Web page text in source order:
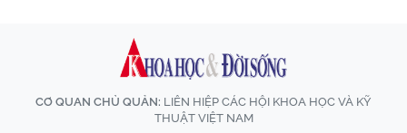
CƠ QUAN CHỦ QUẢN: LIÊN HIỆP CÁC HỘI KHOA HỌC VÀ KỸ
THUẬT VIỆT NAM